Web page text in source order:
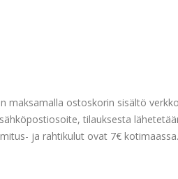
ostoskorin sisältö
tilauksesta
ja rahtikulut ovat 7€ kotimaassa.